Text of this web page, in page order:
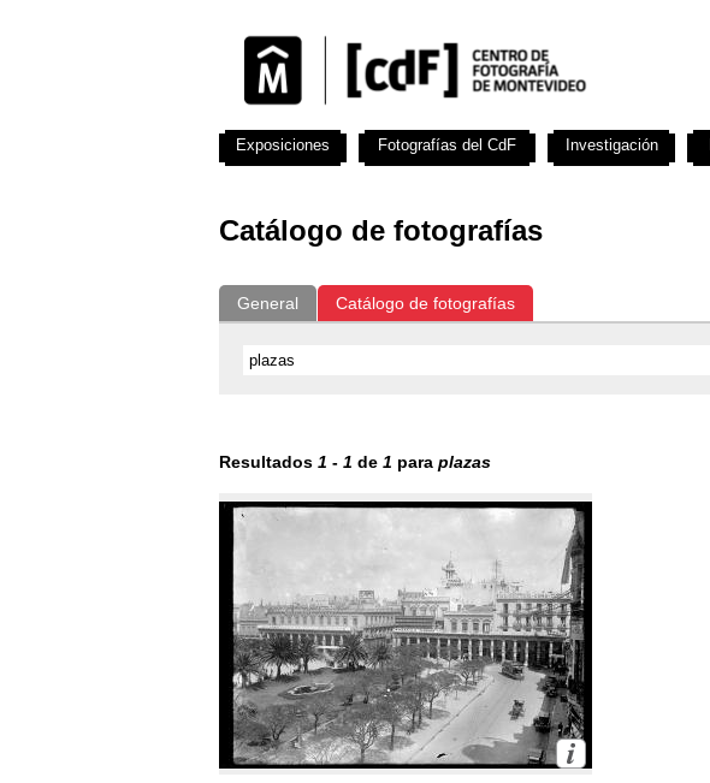
Catálogo de fotografías
General Catálogo de fotografías
Resultados 1 - 1 de 1 para plazas
Exposiciones Fotografías del CdF Investigación